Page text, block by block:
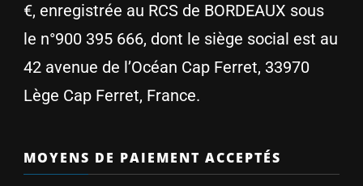
€, enregistrée au RCS de BORDEAUX sous
le n°900 395 666, dont le siège social est au
42 avenue de l’Océan Cap Ferret, 33970
Lège Cap Ferret, France.
MOYENS DE PAIEMENT ACCEPTÉS